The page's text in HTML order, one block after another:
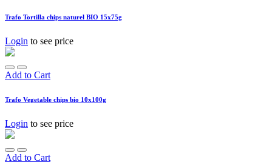
Trafo Tortilla chips naturel BIO 15x75g
Login to see price
Add to Cart
Trafo Vegetable chips bio 10x100g
Login to see price
Add to Cart